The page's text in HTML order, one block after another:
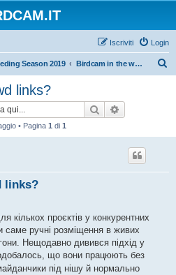
Login
Iscriviti
Season 2019 Birdcam in the world 2017-2018
links?
Cerca
• Pagina 1 di 1
links?
кількох проєктів у конкурентних
саме ручні розміщення в живих
Нещодавно дивився підхід у
що вони працюють без
під нішу й нормально